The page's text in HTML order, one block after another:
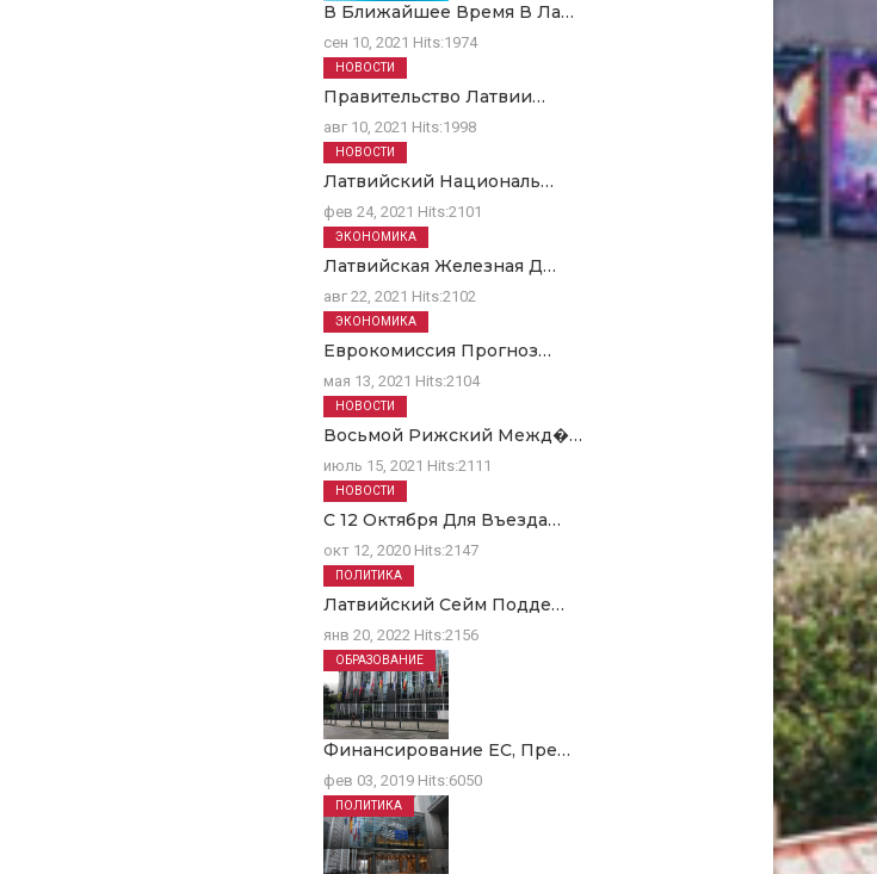
В Ближайшее Время В Ла…
сен 10, 2021 Hits:1974
Правительство Латвии…
авг 10, 2021 Hits:1998
НОВОСТИ
Латвийский Националь…
фев 24, 2021 Hits:2101
НОВОСТИ
Латвийская Железная Д…
авг 22, 2021 Hits:2102
ЭКОНОМИКА
Еврокомиссия Прогноз…
мая 13, 2021 Hits:2104
ЭКОНОМИКА
Восьмой Рижский Межд�…
июль 15, 2021 Hits:2111
НОВОСТИ
С 12 Октября Для Въезда…
окт 12, 2020 Hits:2147
НОВОСТИ
Латвийский Сейм Подде…
янв 20, 2022 Hits:2156
ПОЛИТИКА
Финансирование ЕC, Пре…
фев 03, 2019 Hits:6050
ОБРАЗОВАНИЕ
ПОЛИТИКА